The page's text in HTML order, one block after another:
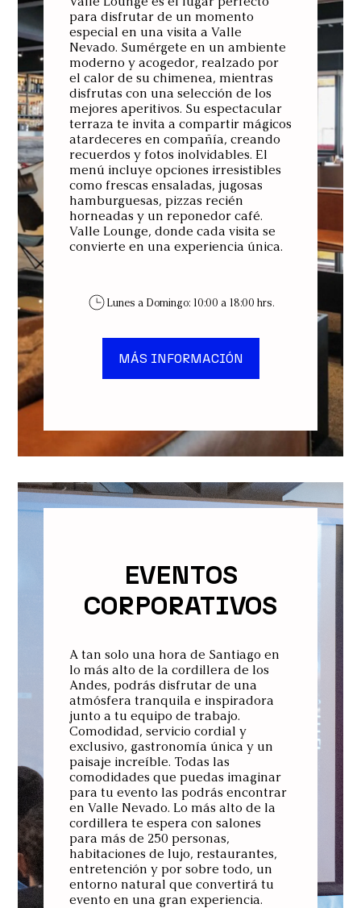
para disfrutar de un momento
especial en una visita a Valle
Nevado. Sumérgete en un ambiente
moderno y acogedor, realzado por
el calor de su chimenea, mientras
disfrutas con una selección de los
mejores aperitivos. Su espectacular
terraza te invita a compartir mágicos
atardeceres en compañía, creando
recuerdos y fotos inolvidables. El
menú incluye opciones irresistibles
como frescas ensaladas, jugosas
hamburguesas, pizzas recién
horneadas y un reponedor café.
Valle Lounge, donde cada visita se
convierte en una experiencia única.
Lunes a Domingo: 10:00 a 18:00 hrs.
MÁS INFORMACIÓN
EVENTOS
CORPORATIVOS
A tan solo una hora de Santiago en
lo más alto de la cordillera de los
Andes, podrás disfrutar de una
atmósfera tranquila e inspiradora
junto a tu equipo de trabajo.
Comodidad, servicio cordial y
exclusivo, gastronomía única y un
paisaje increíble. Todas las
comodidades que puedas imaginar
para tu evento las podrás encontrar
en Valle Nevado. Lo más alto de la
cordillera te espera con salones
para más de 250 personas,
habitaciones de lujo, restaurantes,
entretención y por sobre todo, un
entorno natural que convertirá tu
evento en una gran experiencia.